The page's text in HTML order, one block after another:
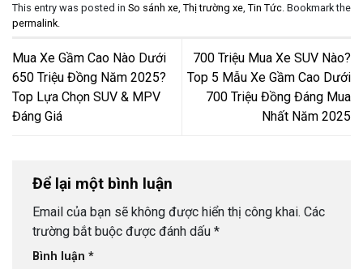
This entry was posted in So sánh xe Thị trường xe Tin Tức . Bookmark the
permalink
Mua Xe Gầm Cao Nào Dưới
650 Triệu Đồng Năm 2025?
Top Lựa Chọn SUV & MPV
Đáng Giá
700 Triệu Mua Xe SUV Nào?
Top 5 Mẫu Xe Gầm Cao Dưới
700 Triệu Đồng Đáng Mua
Nhất Năm 2025
Để lại một bình luận
Email của bạn sẽ không được hiển thị công khai. Các
trường bắt buộc được đánh dấu *
Bình luận *